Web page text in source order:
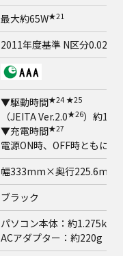
最大約65W★21
2011年度基準 N区分0.022
▼駆動時間★24 ★25
（JEITA Ver.2.0★26）約10
▼充電時間★27
電源ON時、OFF時ともに約
幅333mm×奥行
ブラック
パソコン本体：約1.275kg
ACアダプター：約220g（